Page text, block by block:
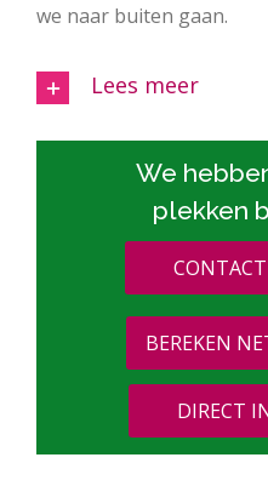
we naar buiten gaan.
Lees meer
We
plekken
DIRECT
BEREKEN